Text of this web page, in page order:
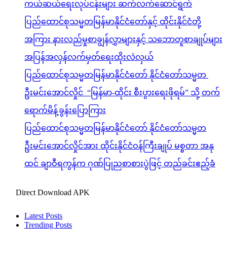
ကယ်ဆယ်ရေးလုပ်ငန်းများ ဆက်လက်ဆောင်ရွက်
ပြည်ထောင်စုသမ္မတမြန်မာနိုင်ငံတော်နှင့် ထိုင်းနိုင်ငံတို့
အကြား နားလည်မှုစာချွန်လွှာများနှင့် သဘောတူစာချုပ်များ
အပြန်အလှန်လက်မှတ်ရေးထိုးလဲလှယ်
ပြည်ထောင်စုသမ္မတမြန်မာနိုင်ငံတော် နိုင်ငံတော်သမ္မတ
ဦးမင်းအောင်လှိုင် “မြန်မာ-ထိုင်း စီးပွားရေးဖိုရမ်” သို့ တက်
ရောက်မိန့်ခွန်းပြောကြား
ပြည်ထောင်စုသမ္မတမြန်မာနိုင်ငံတော် နိုင်ငံတော်သမ္မတ
ဦးမင်းအောင်လှိုင်အား ထိုင်းနိုင်ငံဝန်ကြီးချုပ် မစ္စတာ အနု
ထင် ချာဝီရကွန်က ဂုဏ်ပြုညစာစားပွဲဖြင့် တည်ခင်းဧည့်ခံ
Direct Download APK
Latest Posts
Trending Posts